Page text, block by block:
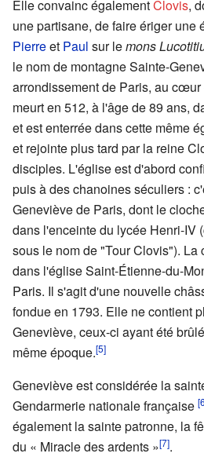
Elle convainc égalementClovis,
une partisane, de faire ériger une
Pierreet Paul sur lemons
le nom de montagne Sainte-
arrondissement de Paris, au
meurt en 512, à l'âge de 89 ans,
et est enterrée dans cette même
et rejointe plus tard par la reine
disciples. L'église est d'abord
puis à des chanoines séculiers :
Geneviève de Paris, dont le
dans l'enceinte du lycée Henri-IV
sous le nom de "Tour Clovis"). La
dans l'église Saint-Étienne-du-
Paris. Il s'agit d'une nouvelle
fondue en 1793. Elle ne contient
Geneviève, ceux-ci ayant été
même époque.[5]
Geneviève est considérée la
Gendarmerie nationale française
également la sainte patronne, la
du « Miracle des ardents »[7].